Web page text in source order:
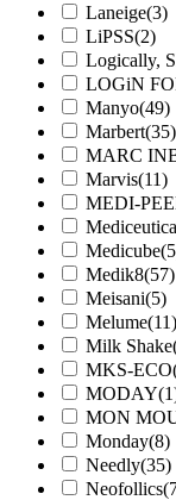
Laneige(3)
LiPSS(2)
Logically,
LOGiN
Manyo(49)
Marbert(35)
MARC
Marvis(11)
MEDI-
Medicube
Medik8(57)
Meisani(5)
Melume(11)
Milk Shake
MKS-ECO
MODAY
MON
Monday(8)
Needly(35)
Neofollics